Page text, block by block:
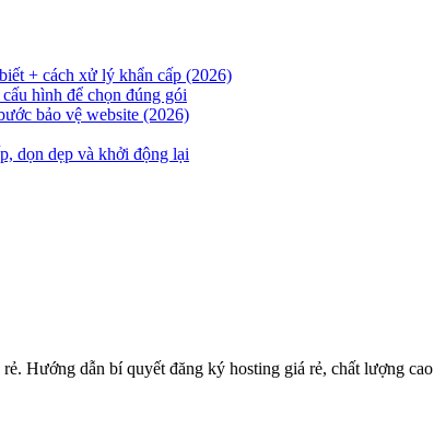
+ cách xử lý khẩn cấp (2026)
hình để chọn đúng gói
bảo vệ website (2026)
dọn dẹp và khởi động lại
Hướng dẫn bí quyết đăng ký hosting giá rẻ, chất lượng cao